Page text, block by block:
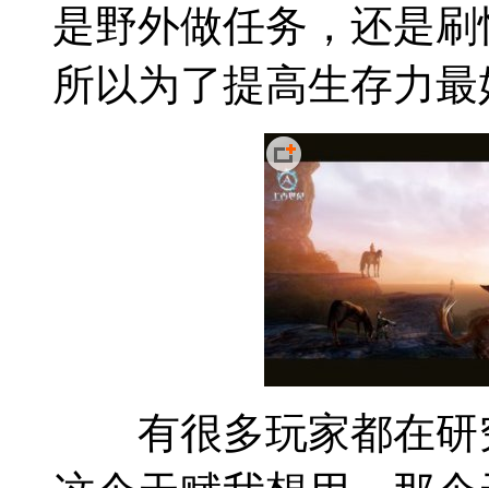
是野外做任务，还是
所以为了提高生存力
有很多玩家都在研